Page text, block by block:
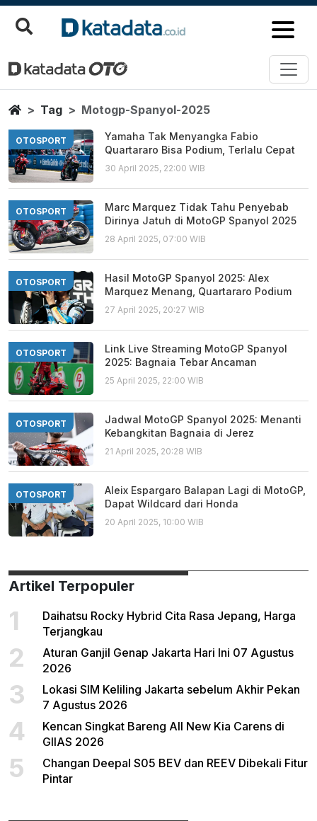
Motogp Spanyol 2025
Berita Terbaru
HomeTag Motogp-Spanyol-2025
OTOSPORT
Yamaha Tak Menyangka Fabio
Quartararo Bisa Podium, Terlalu Cepat
30 April 2025, 22:00 WIB
OTOSPORT
Marc Marquez Tidak Tahu Penyebab
Dirinya Jatuh di MotoGP Spanyol 2025
28 April 2025, 07:00 WIB
OTOSPORT
Hasil MotoGP Spanyol 2025: Alex
Marquez Menang, Quartararo Podium
27 April 2025, 20:27 WIB
OTOSPORT
Link Live Streaming MotoGP Spanyol
2025: Bagnaia Tebar Ancaman
25 April 2025, 22:00 WIB
OTOSPORT
Jadwal MotoGP Spanyol 2025: Menanti
Kebangkitan Bagnaia di Jerez
21 April 2025, 20:28 WIB
OTOSPORT
Aleix Espargaro Balapan Lagi di MotoGP,
Dapat Wildcard dari Honda
20 April 2025, 10:00 WIB
Artikel Terpopuler
1
Daihatsu Rocky Hybrid Cita Rasa Jepang, Harga
Terjangkau
2
Aturan Ganjil Genap Jakarta Hari Ini 07 Agustus
2026
3
Lokasi SIM Keliling Jakarta sebelum Akhir Pekan
7 Agustus 2026
4
Kencan Singkat Bareng All New Kia Carens di
GIIAS 2026
5
Changan Deepal S05 BEV dan REEV Dibekali Fitur
Pintar